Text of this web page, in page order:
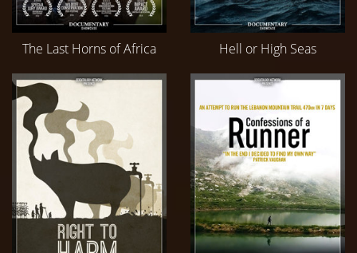
The Last Horns of Africa Hell or High Seas